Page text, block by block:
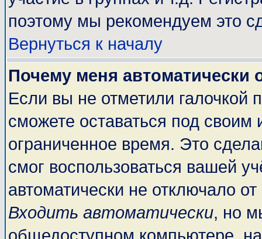
поэтому мы рекомендуем это
Вернуться к началу
Почему меня автоматически
Если вы не отметили галочкой
сможете оставаться под
ограниченное время. Это
смог воспользоваться вашей
автоматически не отключало
Входить автоматически, но